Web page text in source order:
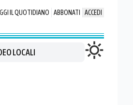
IL QUOTIDIANO ABBONATI ACCEDI
LOCALI